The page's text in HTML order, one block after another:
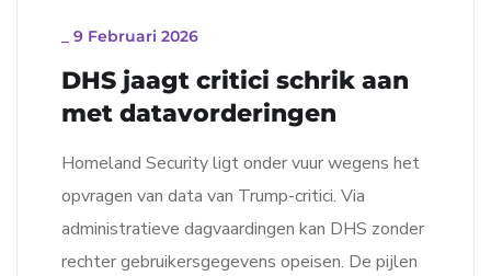
9 Februari 2026
DHS jaagt critici schrik aan
met datavorderingen
Homeland Security ligt onder vuur wegens het
opvragen van data van Trump-critici. Via
administratieve dagvaardingen kan DHS zonder
rechter gebruikersgegevens opeisen. De pijlen